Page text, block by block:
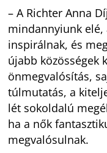
– A Richter Anna
mindannyiunk elé,
inspirálnak, és
újabb közösségek
önmegvalósítás,
túlmutatás, a
lét sokoldalú
ha a nők
megvalósulnak.